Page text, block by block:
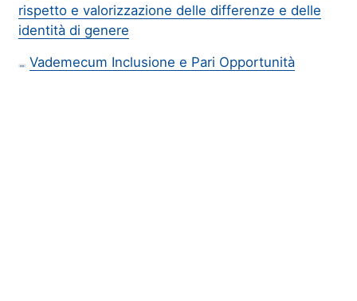
rispetto e valorizzazione delle differenze e delle
identità di genere
PDF Vademecum Inclusione e Pari Opportunità